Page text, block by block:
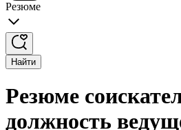
Резюме
Найти
Резюме
должность